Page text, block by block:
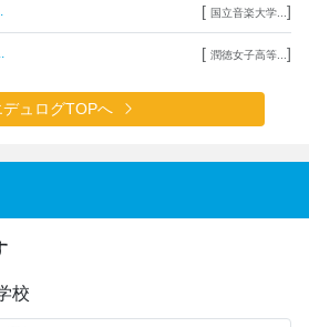
[ 国立音楽大学... ]
[ 潤徳女子高等... ]
デュログTOPへ
校